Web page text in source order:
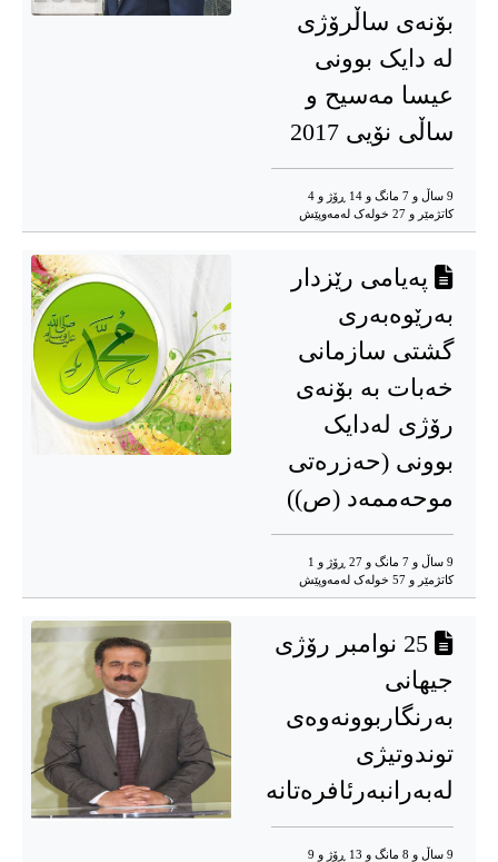
بۆنه‌ی ساڵرۆژی
له‌ دایک بوونی
عیسا مه‌سیح و
ساڵی نۆیی 2017
9 ساڵ و 7 مانگ و 14 ڕۆژ و 4
کاتژمێر و 27 خوله‌ک له‌مه‌وپێش‌
پەیامی رێزدار
بەرێوەبەری
گشتی سازمانی
خەبات بە بۆنەی
رۆژی لەدایک
بوونی (حەزرەتی
موحەممەد (ص))
9 ساڵ و 7 مانگ و 27 ڕۆژ و 1
کاتژمێر و 57 خوله‌ک له‌مه‌وپێش‌
25 نوامبر رۆژی
جیهانی
به‌‌‌رنگاربوونه‌‌‌وه‌‌‌ی
توندوتیژی
له‌‌‌به‌‌‌رانبه‌‌‌رئافره‌‌‌تانه‌‌‌
9 ساڵ و 8 مانگ و 13 ڕۆژ و 9